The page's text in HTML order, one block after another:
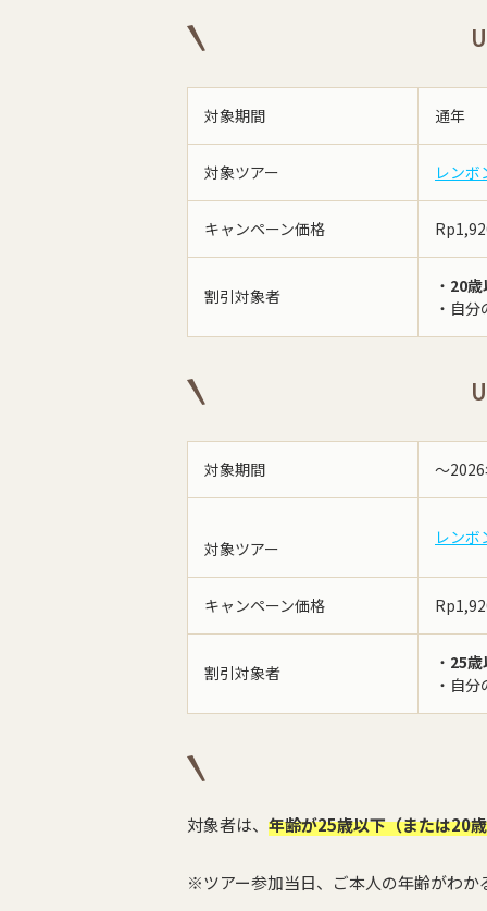
対象期間 通年
対象ツアー レン
キャンペーン価格
割引対象者 ・ 20歳
・自
対象期間 〜
対象ツアー
レン
キャンペーン価格
割引対象者 ・ 25歳
・自
対象者は、 年齢が25歳以下（または20
※ツアー参加当日、ご本人の年齢がわ